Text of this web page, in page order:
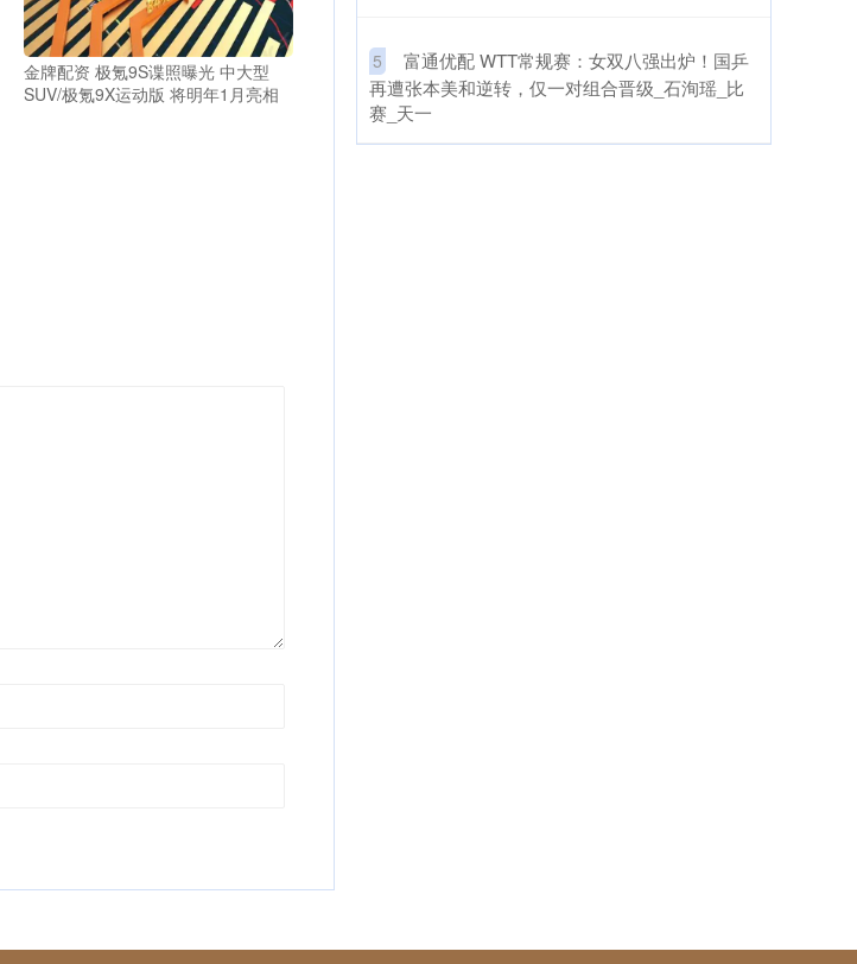
金牌配资 极氪9S谍照曝光 中大型
SUV/极氪9X运动版 将明年1月亮相
5
​富通优配 WTT常规赛：女双八强出炉！国乒
再遭张本美和逆转，仅一对组合晋级_石洵瑶_比
赛_天一